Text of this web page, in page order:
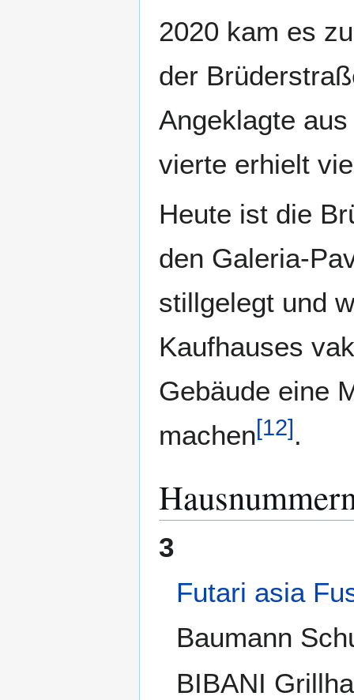
2020 kam es
der
Angeklagte
vierte erhielt
Heute ist die
den Galeria-
stillgelegt und
Kaufhauses
Gebäude eine
machen[12].
3
Futari asia
Baumann
BIBANI